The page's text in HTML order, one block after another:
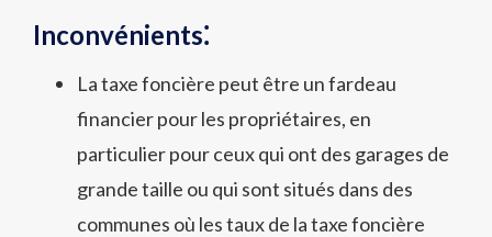
Inconvénients⁚
La taxe foncière peut être un fardeau
financier pour les propriétaires, en
particulier pour ceux qui ont des garages de
grande taille ou qui sont situés dans des
communes où les taux de la taxe foncière